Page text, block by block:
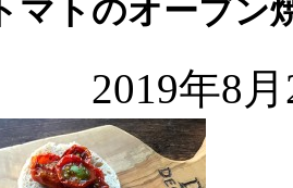
マトのオーブン
2019年8